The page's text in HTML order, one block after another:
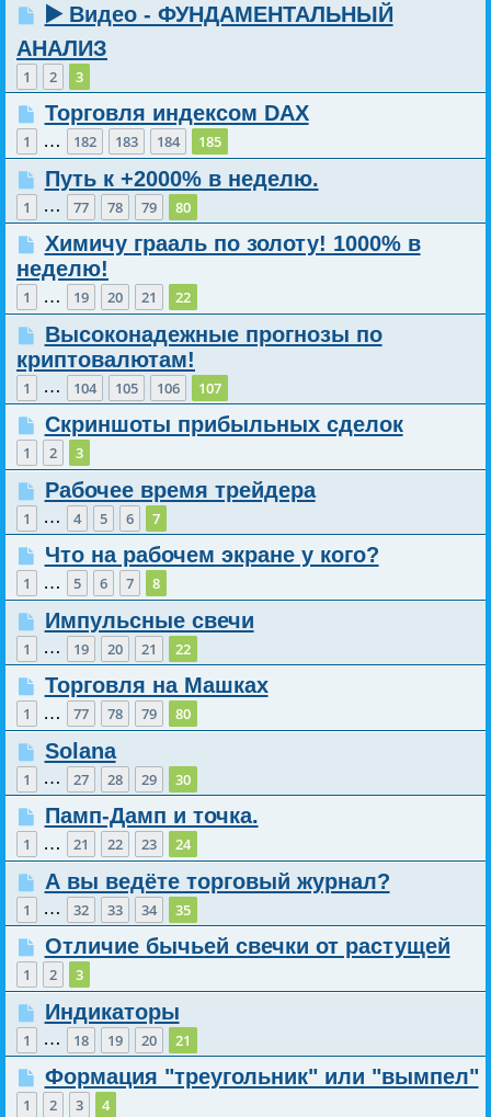
▶️ Видео - ФУНДАМЕНТАЛЬНЫЙ
АНАЛИЗ
1 2 3
Торговля индексом DAX
1 … 182 183 184 185
Путь к +2000% в неделю.
1 … 77 78 79 80
Химичу грааль по золоту! 1000% в
неделю!
1 … 19 20 21 22
Высоконадежные прогнозы по
криптовалютам!
1 … 104 105 106 107
Скриншоты прибыльных сделок
1 2 3
Рабочее время трейдера
1 … 4 5 6 7
Что на рабочем экране у кого?
1 … 5 6 7 8
Импульсные свечи
1 … 19 20 21 22
Торговля на Машках
1 … 77 78 79 80
Solana
1 … 27 28 29 30
Памп-Дамп и точка.
1 … 21 22 23 24
А вы ведёте торговый журнал?
1 … 32 33 34 35
Отличие бычьей свечки от растущей
1 2 3
Индикаторы
1 … 18 19 20 21
Формация "треугольник" или "вымпел"
1 2 3 4